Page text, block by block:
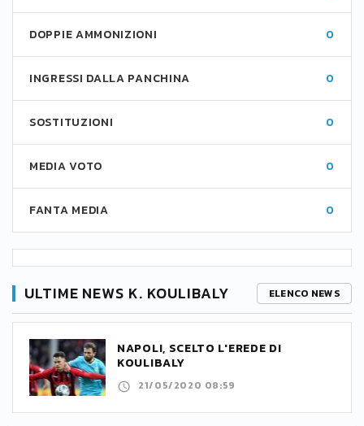
DOPPIE AMMONIZIONI 0
INGRESSI DALLA PANCHINA 0
SOSTITUZIONI 0
MEDIA VOTO 0
FANTA MEDIA 0
ULTIME NEWS K. KOULIBALY ELENCO NEWS
NAPOLI, SCELTO L'EREDE DI
KOULIBALY
21/05/2020 08:59